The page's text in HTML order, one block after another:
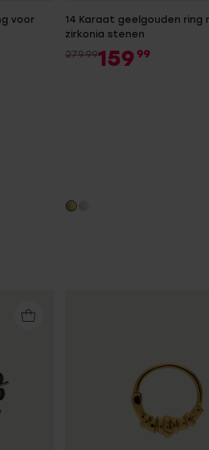
voor
14 Karaat geelgouden ring
zirkonia stenen
279.99159 99